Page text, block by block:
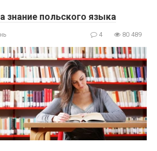
знание польского языка
4 80 489